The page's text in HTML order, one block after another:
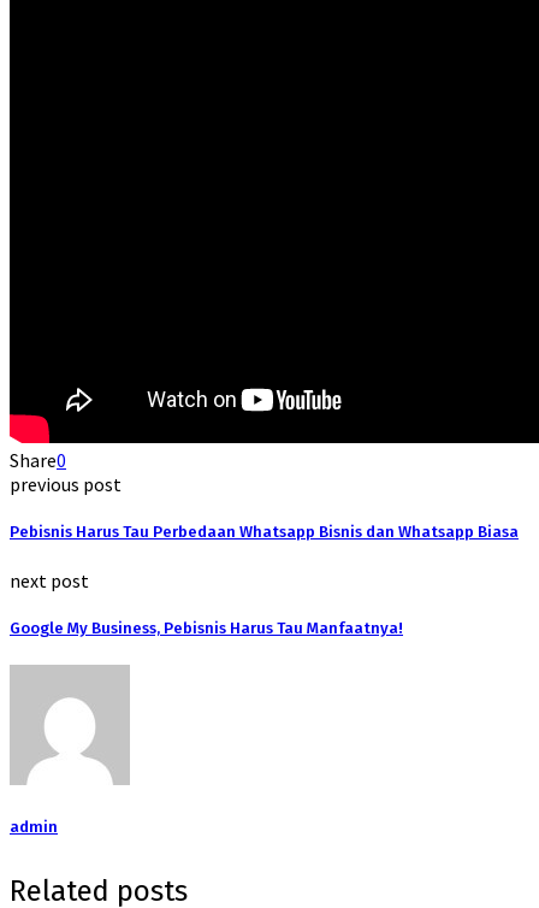
Share0
previous post
Pebisnis Harus Tau Perbedaan Whatsapp Bisnis dan Whatsapp Biasa
next post
Google My Business, Pebisnis Harus Tau Manfaatnya!
admin
Related posts